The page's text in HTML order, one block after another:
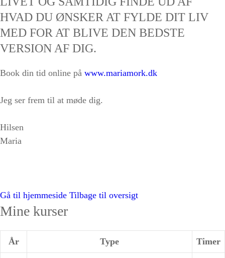
HVAD DU ØNSKER AT FYLDE DIT LIV
MED FOR AT BLIVE DEN BEDSTE
VERSION AF DIG.
Book din tid online på www.mariamork.dk
Jeg ser frem til at møde dig.
Hilsen
Maria
Gå til hjemmeside Tilbage til oversigt
Mine kurser
År Type Timer